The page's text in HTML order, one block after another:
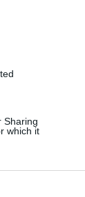
Sharing
which it